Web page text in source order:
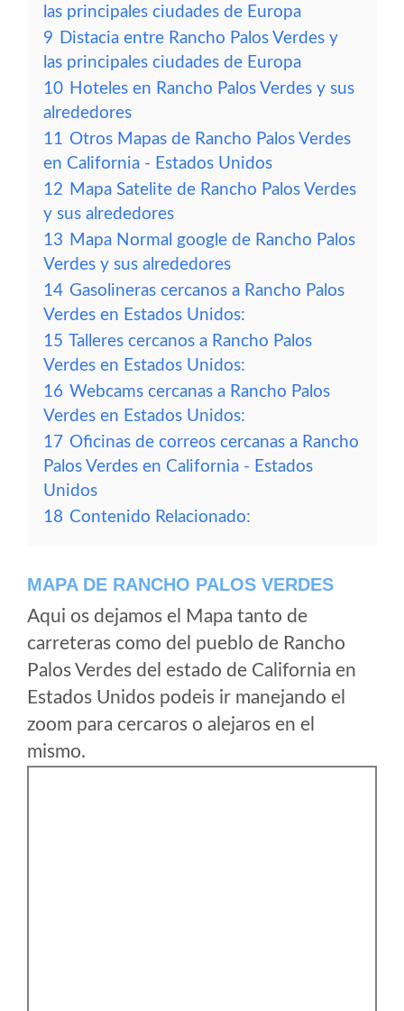
las principales ciudades de Europa
9 Distacia entre Rancho Palos Verdes y
las principales ciudades de Europa
10 Hoteles en Rancho Palos Verdes y sus
alrededores
11 Otros Mapas de Rancho Palos Verdes
en California - Estados Unidos
12 Mapa Satelite de Rancho Palos Verdes
y sus alrededores
13 Mapa Normal google de Rancho Palos
Verdes y sus alrededores
14 Gasolineras cercanos a Rancho Palos
Verdes en Estados Unidos:
15 Talleres cercanos a Rancho Palos
Verdes en Estados Unidos:
16 Webcams cercanas a Rancho Palos
Verdes en Estados Unidos:
17 Oficinas de correos cercanas a Rancho
Palos Verdes en California - Estados
Unidos
18 Contenido Relacionado:
MAPA DE RANCHO PALOS VERDES
Aqui os dejamos el Mapa tanto de
carreteras como del pueblo de Rancho
Palos Verdes del estado de California en
Estados Unidos podeis ir manejando el
zoom para cercaros o alejaros en el
mismo.